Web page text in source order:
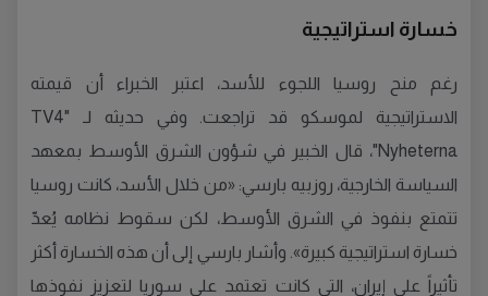
خسارة استراتيجية
رغم منح روسيا اللجوء للأسد، اعتبر الخبراء أن قيمته
الاستراتيجية لموسكو قد تراجعت. وفي حديثه لـ "TV4
Nyheterna"، قال الخبير في شؤون الشرق الأوسط بمعهد
السياسة الخارجية، روزبيه بارسي: «من خلال الأسد، كانت روسيا
تتمتع بنفوذ في الشرق الأوسط، لكن سقوط نظامه يُعدّ
خسارة استراتيجية كبيرة». وأشار بارسي إلى أن هذه الخسارة أكثر
تأثيراً على إيران، التي كانت تعتمد على سوريا لتعزيز نفوذها